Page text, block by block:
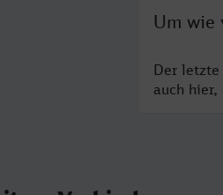
Um wie
Der letzte
auch hier,